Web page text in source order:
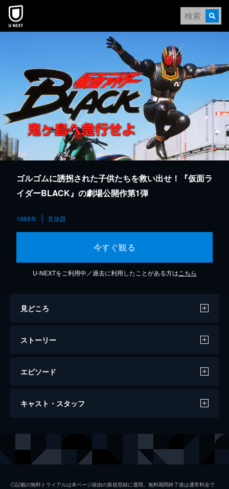
本文へスキップ
ゴルゴムに誘拐された子供たちを救い出せ！『仮面ラ
イダーBLACK』の劇場公開作第1弾
1988年 見放題
今すぐ観る
U-NEXTをご利用中／過去に利用したことがある方は こちら
見どころ
ストーリー
エピソード
仮面ライダーBLACK 鬼ヶ島へ急行せよ
キャスト・スタッフ
秋月杏子 井上明美
◎記載の無料トライアルは本ページ経由の新規登録に適用。無料期間終了後は通常料金で